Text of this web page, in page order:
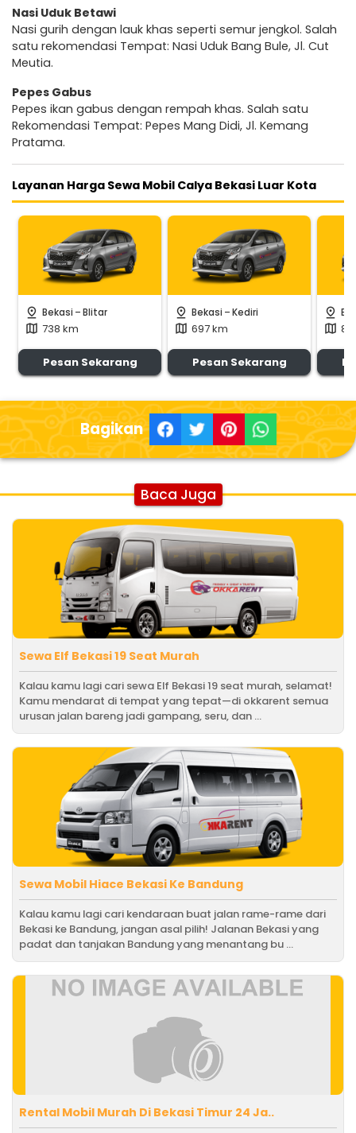
Nasi Uduk Betawi
Nasi gurih dengan lauk khas seperti semur jengkol. Salah
satu rekomendasi Tempat: Nasi Uduk Bang Bule, Jl. Cut
Meutia.
Pepes Gabus
Pepes ikan gabus dengan rempah khas. Salah satu
Rekomendasi Tempat: Pepes Mang Didi, Jl. Kemang
Pratama.
Layanan Harga Sewa Mobil Calya Bekasi Luar Kota
pin_drop Bekasi -Blitar
map 738 km
Pesan Sekarang
pin_drop Bekasi -Kediri
map 697 km
Pesan Sekarang
pin_drop
map
Bagikan
Baca Juga
Sewa Elf Bekasi 19 Seat Murah
Kalau kamu lagi cari sewa Elf Bekasi 19 seat murah, selamat!
Kamu mendarat di tempat yang tepat—di okkarent semua
urusan jalan bareng jadi gampang, seru, dan ...
Sewa Mobil Hiace Bekasi Ke Bandung
Kalau kamu lagi cari kendaraan buat jalan rame-rame dari
Bekasi ke Bandung, jangan asal pilih! Jalanan Bekasi yang
padat dan tanjakan Bandung yang menantang bu ...
Rental Mobil Murah Di Bekasi Timur 24 Ja..